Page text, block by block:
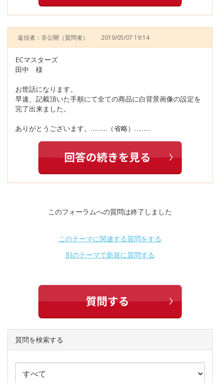
返信者：非公開 （質問者） 2019/05/07 19:14
ECマスターズ
田中 様
お世話になります。
早速、記載頂いた手順にて全ての商品に白背景画像の設定を
完了出来ました。
ありがとうございます。………（省略）………
このフォーラムへの質問は終了しました
このテーマに関連する質問をする
別のテーマで新規に質問する
質問を検索する